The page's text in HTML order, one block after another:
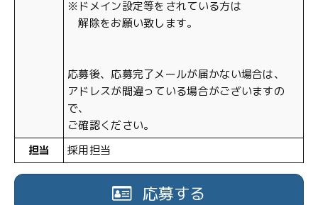
※ドメイン設定等をされている方は
解除をお願い致します。
応募後、応募完了メールが届かない場合は、
アドレスが間違っている場合がございますの
で、
ご確認ください。
担当
採用担当
応募する